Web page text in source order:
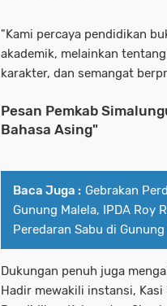
​"Kami percaya pendidikan
akademik, melainkan
karakter, dan semangat
Pesan Pemkab
Bahasa Asing"
Baca Juga : Gebrakan
Gunung Malela, IPDA Roy
Peredaran Sabu di
Dukungan penuh juga
Hadir mewakili instansi, Kasi